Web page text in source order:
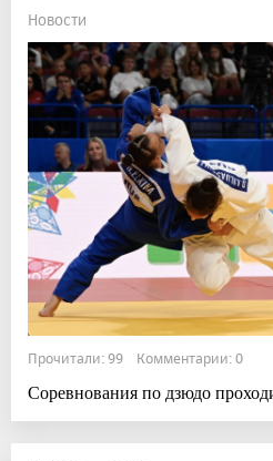
Новости
Прочитали: 99 Комментарии: 0
Соревнования по дзюдо